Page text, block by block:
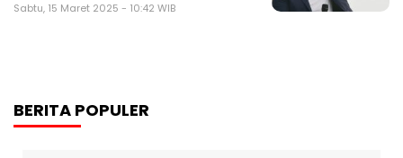
Sabtu, 15 Maret 2025 - 10:42 WIB
BERITA POPULER